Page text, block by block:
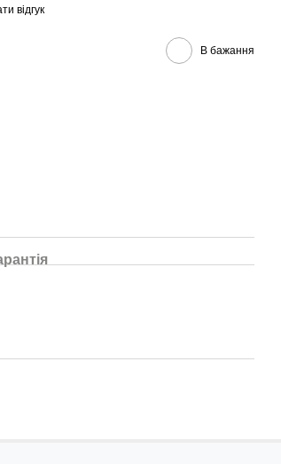
відгук
В бажання